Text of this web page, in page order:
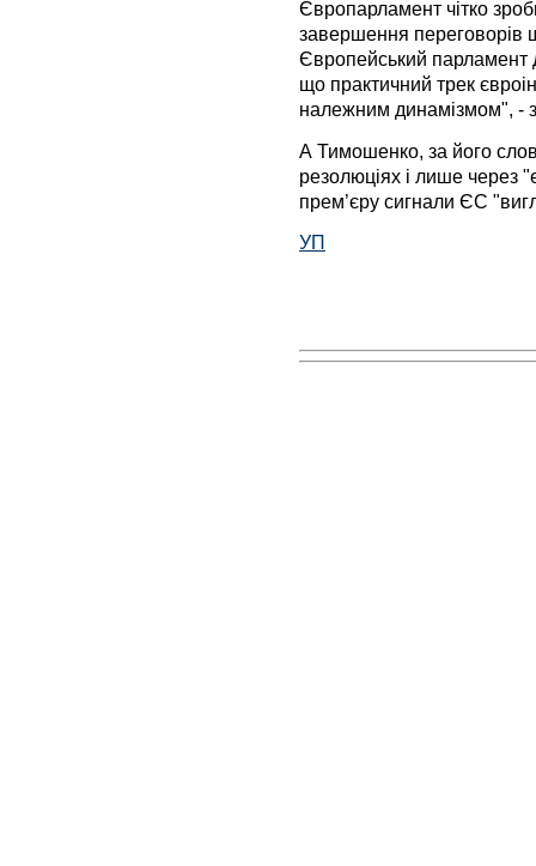
Європарламент чітко
завершення переговорів
Європейський парламент
що практичний трек
належним динамізмом", -
А Тимошенко, за його
резолюціях і лише через
прем’єру сигнали ЄС
УП